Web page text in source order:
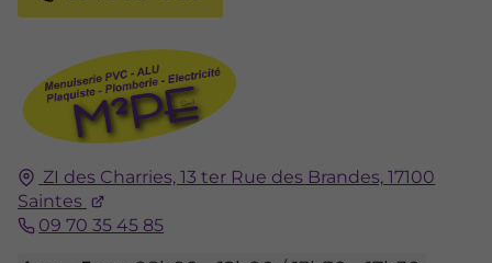
ZI des Charries, 13 ter Rue des Brandes, 17100
Saintes
09 70 35 45 85